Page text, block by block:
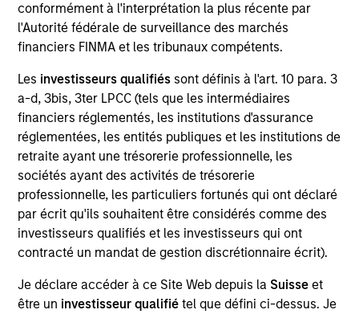
conformément à l'interprétation la plus récente par
l'Autorité fédérale de surveillance des marchés
financiers FINMA et les tribunaux compétents.
Les investisseurs qualifiés sont définis à l'art. 10 para. 3
a-d, 3bis, 3ter LPCC (tels que les intermédiaires
financiers réglementés, les institutions d'assurance
réglementées, les entités publiques et les institutions de
retraite ayant une trésorerie professionnelle, les
sociétés ayant des activités de trésorerie
professionnelle, les particuliers fortunés qui ont déclaré
par écrit qu'ils souhaitent être considérés comme des
investisseurs qualifiés et les investisseurs qui ont
contracté un mandat de gestion discrétionnaire écrit).
Je déclare accéder à ce Site Web depuis la Suisse et
être un investisseur qualifiétel que défini ci-dessus. Je
Insights
Overview
The High Quality Short Duration 0-2 Year strategy seeks
to invest in high quality, low-volatility alternatives to low-
yielding money market and government debentures. We
primarily target ultra-short securitized bonds (0-2 years)
that we believe to be of the highest quality with low credit
and event risk. The team seeks to preserve principal and
generate a consistent source of income and liquidity.
Traditional short-term, low volatility mortgage- and asset-
backed securities are emphasized because of their
historical substantial yield premium versus Treasury and